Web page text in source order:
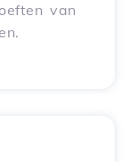
van